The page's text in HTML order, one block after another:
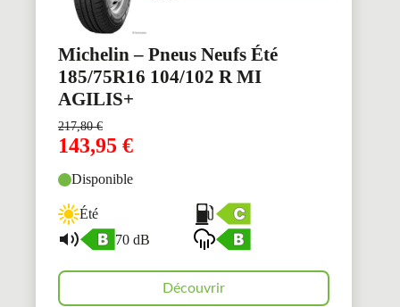
Michelin – Pneus Neufs Été
185/75R16 104/102 R MI
AGILIS+
217,80€
143,95 €
Disponible
Été
70 dB
Découvrir